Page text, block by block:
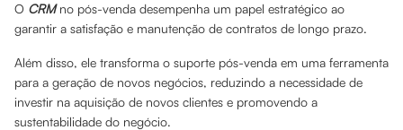
O CRMno pós-venda desempenha um papel estratégico ao
garantir a satisfação e manutenção de contratos de longo prazo.
Além disso, ele transforma o suporte pós-venda em uma ferramenta
para a geração de novos negócios, reduzindo a necessidade de
investir na aquisição de novos clientes e promovendo a
sustentabilidade do negócio.